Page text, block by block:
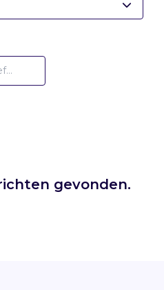
gevonden.